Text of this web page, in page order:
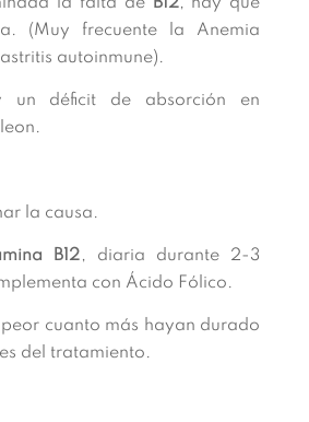
(Muy frecuente la Anemia
autoinmune).
un déficit de absorción en
la causa.
B12, diaria durante 2-3
con Ácido Fólico.
peor cuanto más hayan durado
del tratamiento.